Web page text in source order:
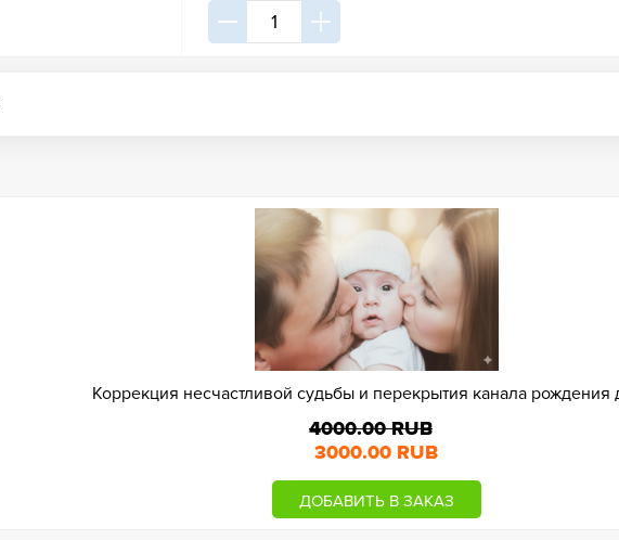
Коррекция несчастливой судьбы и перекрытия канала рождения
4000.00 RUB
3000.00 RUB
ДОБАВИТЬ В ЗАКАЗ